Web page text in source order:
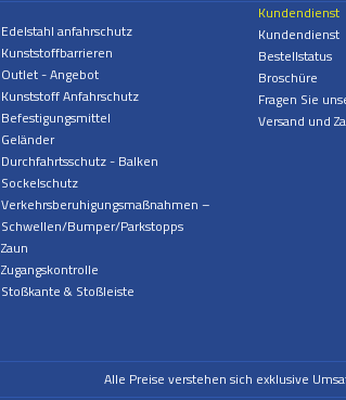
Edelstahl anfahrschutz
Kunststoffbarrieren
Outlet - Angebot
Kunststoff Anfahrschutz
Befestigungsmittel
Geländer
Durchfahrtsschutz - Balken
Sockelschutz
Verkehrsberuhigungsmaßnahmen –
Schwellen/Bumper/Parkstopps
Zaun
Zugangskontrolle
Stoßkante & Stoßleiste
Kundendienst
Kundendienst
Bestellstatus
Broschüre
Fragen Sie
Versand und
Alle Preise verstehen sich exklusive